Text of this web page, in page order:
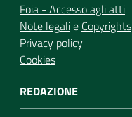
Foia - Accesso agli atti
Note legalie Copyrights
Privacy policy
Cookies
REDAZIONE